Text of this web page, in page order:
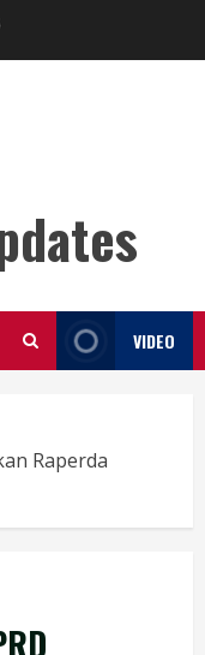
VIDEO
Raperda